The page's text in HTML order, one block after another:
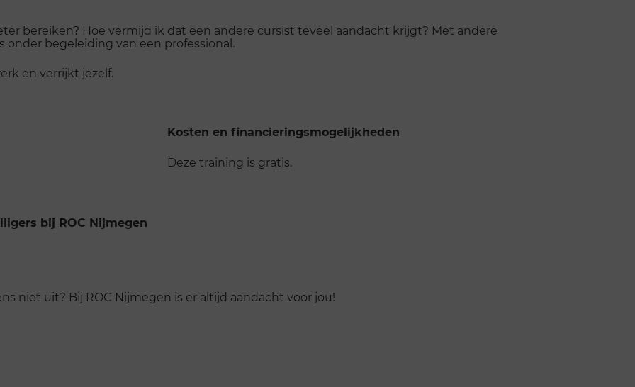
bereiken? Hoe vermijd ik dat een andere cursist teveel aandacht krijgt? Met andere
begeleiding van een professional.
en verrijkt jezelf.
Kosten en financieringsmogelijkheden
Deze training is gratis.
bij ROC Nijmegen
niet uit? Bij ROC Nijmegen is er altijd aandacht voor jou!